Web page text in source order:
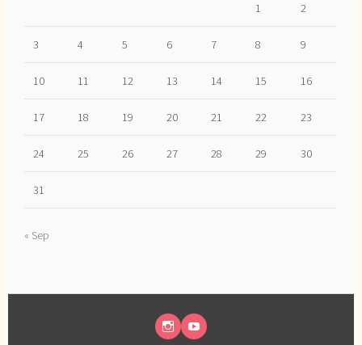
1 2
3 4 5 6 7 8 9
10 11 12 13 14 15 16
17 18 19 20 21 22 23
24 25 26 27 28 29 30
31
« Sep